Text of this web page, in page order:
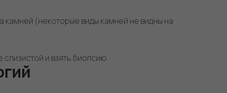
(некоторые виды камней не видны на
и взять биопсию.